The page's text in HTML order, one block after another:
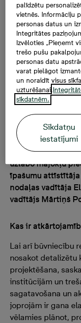
Nebūs melots,
principi krietni
neoklasicisma
ēkas Latvijā tika
pamatīgākas,
cienīgām
pārsvarā dominē
ornamentālus
neatrast. Vēl
daļa pašlaik
vienādas, tad
tomēr
nebūt nav
uzlabo mājokļu
īpašumu attīstītāja
nodaļas vadītāja
vadītājs Mārtiņš
Kas ir
Lai arī būvniecību
nosakot detalizētu
projektēšana,
institūcijām un
sagatavošana un
joprojām ir gana
vēlamies plānot,
palīdzētu
vietnēs. Informāciju
personas datus un
Integritātes
Izvēloties „Pieņemt
trešo pušu
personas datu
varat pielāgot
un noraidīt visus
uzturēšanai.
sīkdatnēm.
Sīkdatņu
iestatījumi